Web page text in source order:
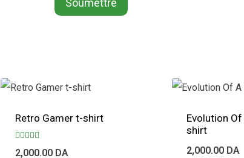
Retro Gamer t-shirt
Note
4.33
2,000.00 DA
Evolution
shirt
2,000.00 DA